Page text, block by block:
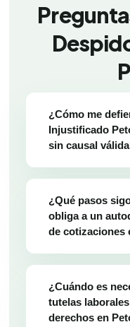
¿Cómo me
Injustificado
sin causal
¿Qué pasos
obliga a un
de cotizaciones
¿Cuándo es
tutelas
derechos en